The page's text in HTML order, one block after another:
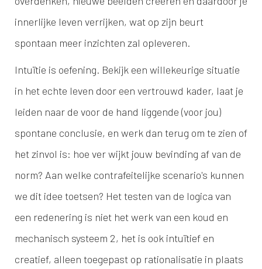
innerlijke leven verrijken, wat op zijn beurt
spontaan meer inzichten zal opleveren.
Intuïtie is oefening. Bekijk een willekeurige situatie
in het echte leven door een vertrouwd kader, laat je
leiden naar de voor de hand liggende (voor jou)
spontane conclusie, en werk dan terug om te zien of
het zinvol is: hoe ver wijkt jouw bevinding af van de
norm? Aan welke contrafeitelijke scenario's kunnen
we dit idee toetsen? Het testen van de logica van
een redenering is niet het werk van een koud en
mechanisch systeem 2, het is ook intuïtief en
creatief, alleen toegepast op rationalisatie in plaats